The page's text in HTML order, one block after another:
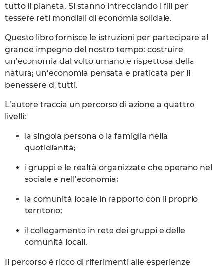
tutto il pianeta. Si stanno intrecciando i fili per
tessere reti mondiali di economia solidale.
Questo libro fornisce le istruzioni per partecipare al
grande impegno del nostro tempo: costruire
un’economia dal volto umano e rispettosa della
natura; un’economia pensata e praticata per il
benessere di tutti.
L’autore traccia un percorso di azione a quattro
livelli:
la singola persona o la famiglia nella
quotidianità;
i gruppi e le realtà organizzate che operano nel
sociale e nell’economia;
la comunità locale in rapporto con il proprio
territorio;
il collegamento in rete dei gruppi e delle
comunità locali.
Il percorso è ricco di riferimenti alle esperienze